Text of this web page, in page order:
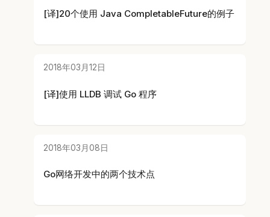
[译]20个使用 Java CompletableFuture的例子
2018年03月12日
[译]使用 LLDB 调试 Go 程序
2018年03月08日
Go网络开发中的两个技术点